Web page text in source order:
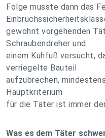
Folge musste dann das
gewohnt vorgehenden
Schraubendreher und
einem Kuhfuß versucht,
verriegelte Bauteil
aufzubrechen,
Hauptkriterium
für die Täter ist immer
Was es dem Täter